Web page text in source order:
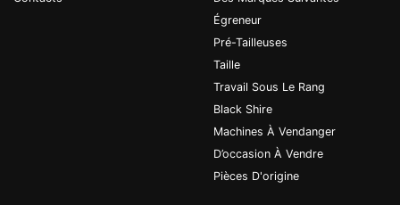
Égreneur
Pré-Tailleuses
Taille
Travail Sous Le Rang
Black Shire
Machines À Vendanger
D’occasion À Vendre
Pièces D'origine